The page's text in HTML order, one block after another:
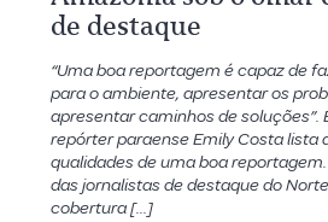
de destaque
“Uma boa reportagem é capaz de
para o ambiente, apresentar os
apresentar caminhos de soluções”.
repórter paraense Emily Costa lista
qualidades de uma boa
das jornalistas de destaque do
cobertura […]